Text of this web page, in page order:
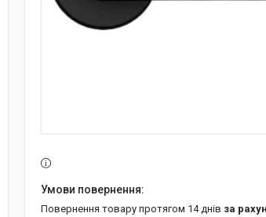
повернення товару протягом 14 днів за